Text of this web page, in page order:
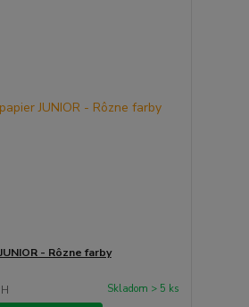
- Rôzne farby
Skladom > 5 ks